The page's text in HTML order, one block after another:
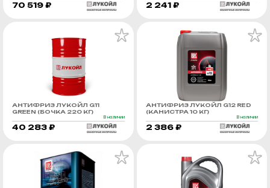
70 519 ₽ 2 241 ₽
АНТИФРИЗ ЛУКОЙЛ G11
GREEN (БОЧКА 220 КГ)
В наличии
40 283 ₽
АНТИФРИЗ ЛУКОЙЛ G12 RED
(КАНИСТРА 10 КГ)
В наличии
2 386 ₽